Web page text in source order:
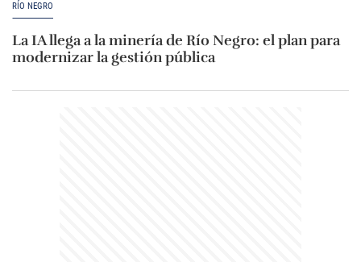
RÍO NEGRO
La IA llega a la minería de Río Negro: el plan para
modernizar la gestión pública